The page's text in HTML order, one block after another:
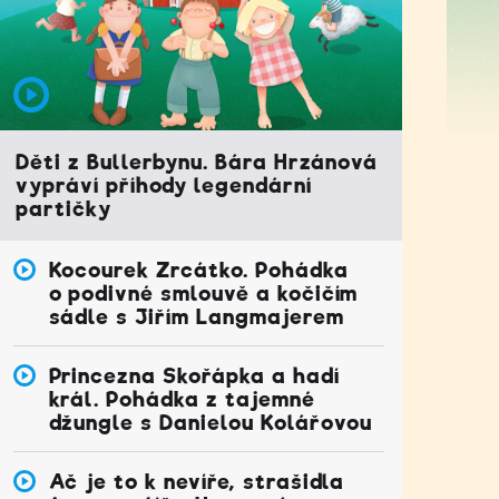
Děti z Bullerbynu. Bára Hrzánová
vypráví příhody legendární
partičky
Kocourek Zrcátko. Pohádka
o podivné smlouvě a kočičím
sádle s Jiřím Langmajerem
Princezna Skořápka a hadí
král. Pohádka z tajemné
džungle s Danielou Kolářovou
Ač je to k nevíře, strašidla